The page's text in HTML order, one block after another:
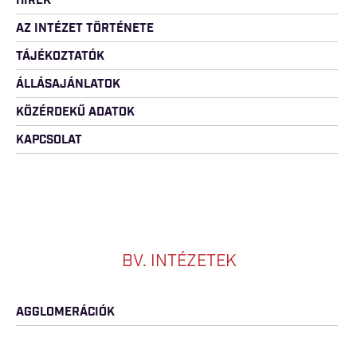
AZ INTÉZET TÖRTÉNETE
TÁJÉKOZTATÓK
ÁLLÁSAJÁNLATOK
KÖZÉRDEKŰ ADATOK
KAPCSOLAT
BV. INTÉZETEK
AGGLOMERÁCIÓK